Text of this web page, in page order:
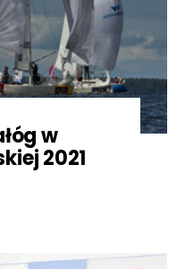
w
2021